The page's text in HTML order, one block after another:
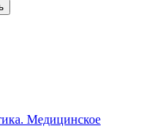
Медицинское